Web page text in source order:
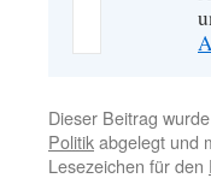
Dieser Beitrag
Politikabgelegt und
Lesezeichen für den